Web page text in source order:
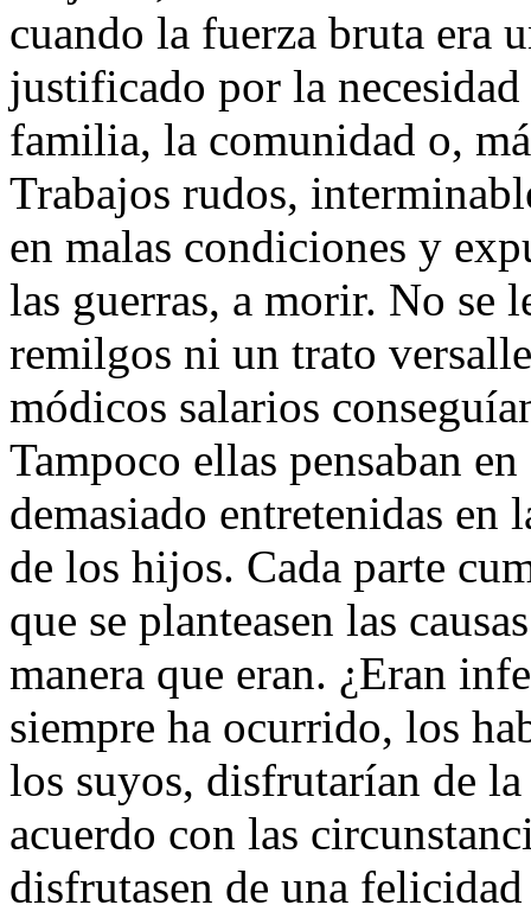
cuando la fuerza bruta era
justificado por la
familia, la comunidad o,
Trabajos rudos,
en malas condiciones y
las guerras, a morir. No se
remilgos ni un trato
módicos salarios
Tampoco ellas pensaban
demasiado entretenidas en
de los hijos. Cada parte
que se planteasen las
manera que eran. ¿Eran
siempre ha ocurrido, los
los suyos, disfrutarían de
acuerdo con las
disfrutasen de una